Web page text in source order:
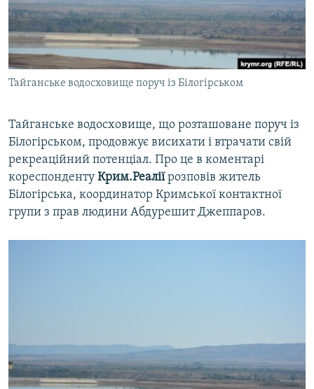
ВІДЕОУРОКИ «ELIFBE»
СВІДЧЕННЯ ОКУПАЦІЇ
УКРАЇНСЬКА ПРОБЛЕМА КРИМУ
ІНФОГРАФІКА
Русский
Qırımtatar
ДОЛУЧАЙСЯ!
Усі сайти RFE/RL
Тайганське водосховище поруч із Білогірськом
Тайганське водосховище, що розташоване поруч із
Білогірськом, продовжує висихати і втрачати свій
рекреаційний потенціал. Про це в коментарі
кореспонденту Крим.Реаліїрозповів житель
Білогірська, координатор Кримської контактної
групи з прав людини Абдурешит Джеппаров.